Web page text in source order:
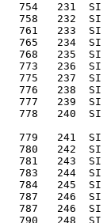
  754   231  SI
  758   232  SI
  761   233  SI
  765   234  SI
  768   235  SI
  773   236  SI
  775   237  SI
  776   238  SI
  777   239  SI
  778   240  SI
  779   241  SI
  780   242  SI
  781   243  SI
  783   244  SI
  784   245  SI
  787   246  SI
  787   246  SI
  790   248  SI